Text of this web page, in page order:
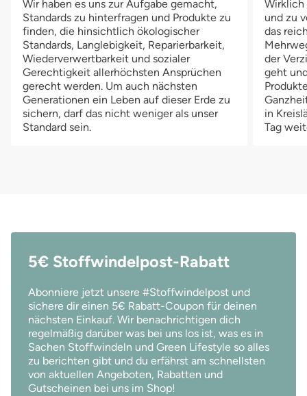
Überhose mal etwas klamm sein sollte, kannst du sie einfach
auslüften, bei Verunreinigung auswaschen und dann kurz auf
dem Wäscheständer trocknen. Besonders hervorzuheben ist
der sehr weiche Fleece, der die Bündchen umschließt. Die
Fleecebündchen verhindern Abdrücke in der zarten Babyhaut
und dadurch, dass das Fleece keine Nässe aufnimmt sind die
Bündchen zudem ein zusätzlicher Auslaufschutz. Durch die
Druckknöpfe an der Vorderseite der Petit Lulu Überhose lässt
sich die Größe der Windel immer wieder optimal an die Größe
Wir haben es uns zur Aufgabe gemacht,
Standards zu hinterfragen und Produkte zu
finden, die hinsichtlich ökologischer
Standards, Langlebigkeit, Reparierbarkeit,
Wiederverwertbarkeit und sozialer
Gerechtigkeit allerhöchsten Ansprüchen
gerecht werden. Um auch nächsten
Generationen ein Leben auf dieser Erde zu
sichern, darf das nicht weniger als unser
Standard sein.
Wirklich
und zu
das
der
geht
in
Tag
5€ Stoffwindelpost-Rabatt
Abonniere jetzt unsere #Stoffwindelpost und
sichere dir einen 5€ Rabatt-Coupon für deinen
nächsten Einkauf. Wir benachrichtigen dich
regelmäßig darüber was bei uns los ist, was es in
Sachen Stoffwindeln und Green Lifestyle so alles
zu berichten gibt und du erfährst am schnellsten
von aktuellen Angeboten, Rabatten und
Gutscheinen bei uns im Shop!